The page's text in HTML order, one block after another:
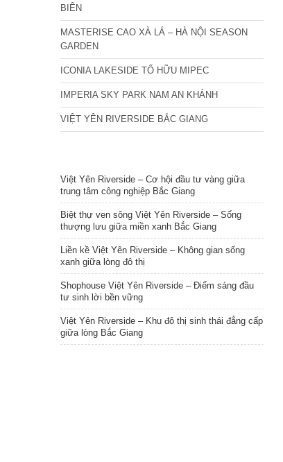
BIÊN
MASTERISE CAO XÀ LÁ – HÀ NỘI SEASON
GARDEN
ICONIA LAKESIDE TỐ HỮU MIPEC
IMPERIA SKY PARK NAM AN KHÁNH
VIỆT YÊN RIVERSIDE BẮC GIANG
Việt Yên Riverside – Cơ hội đầu tư vàng giữa
trung tâm công nghiệp Bắc Giang
Biệt thự ven sông Việt Yên Riverside – Sống
thượng lưu giữa miền xanh Bắc Giang
Liền kề Việt Yên Riverside – Không gian sống
xanh giữa lòng đô thị
Shophouse Việt Yên Riverside – Điểm sáng đầu
tư sinh lời bền vững
Việt Yên Riverside – Khu đô thị sinh thái đẳng cấp
giữa lòng Bắc Giang